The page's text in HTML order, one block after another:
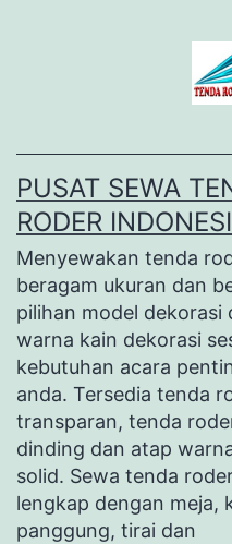
PUSAT SEWA
RODER
Menyewakan tenda
beragam ukuran dan
pilihan model dekorasi
warna kain dekorasi
kebutuhan acara
anda. Tersedia tenda
transparan, tenda
dinding dan atap
solid. Sewa tenda
lengkap dengan meja,
panggung, tirai dan